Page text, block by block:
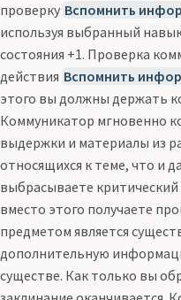
проверку Вспомнить
используя выбранный
состояния +1. Проверка
действия Вспомнить
этого вы должны держать
Коммуникатор мгновенно
выдержки и материалы из
относящихся к теме, что и
выбрасываете
вместо этого получаете
предметом является
дополнительную
существе. Как только вы